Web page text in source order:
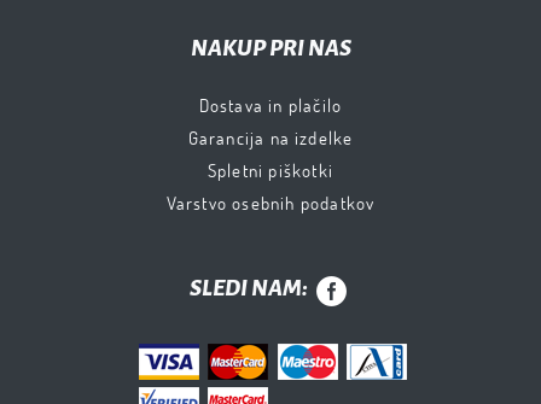
NAKUP PRI NAS
Dostava in plačilo
Garancija na izdelke
Spletni piškotki
Varstvo osebnih podatkov
SLEDI NAM: